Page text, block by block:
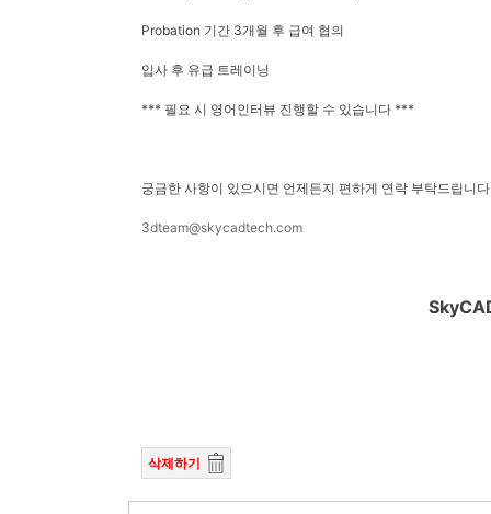
Probation 기간 3개월 후 급여 협의
입사 후 유급 트레이닝
*** 필요 시 영어인터뷰 진행할 수 있습니다 ***
궁금한 사항이 있으시면 언제든지 편하게 연락 부탁드립니
3dteam@skycadtech.com
삭제하기